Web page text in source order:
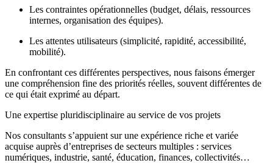
Les contraintes opérationnelles (budget, délais, ressources
internes, organisation des équipes).
Les attentes utilisateurs (simplicité, rapidité, accessibilité,
mobilité).
En confrontant ces différentes perspectives, nous faisons émerger
une compréhension fine des priorités réelles, souvent différentes de
ce qui était exprimé au départ.
Une expertise pluridisciplinaire au service de vos projets
Nos consultants s’appuient sur une expérience riche et variée
acquise auprès d’entreprises de secteurs multiples : services
numériques, industrie, santé, éducation, finances, collectivités…